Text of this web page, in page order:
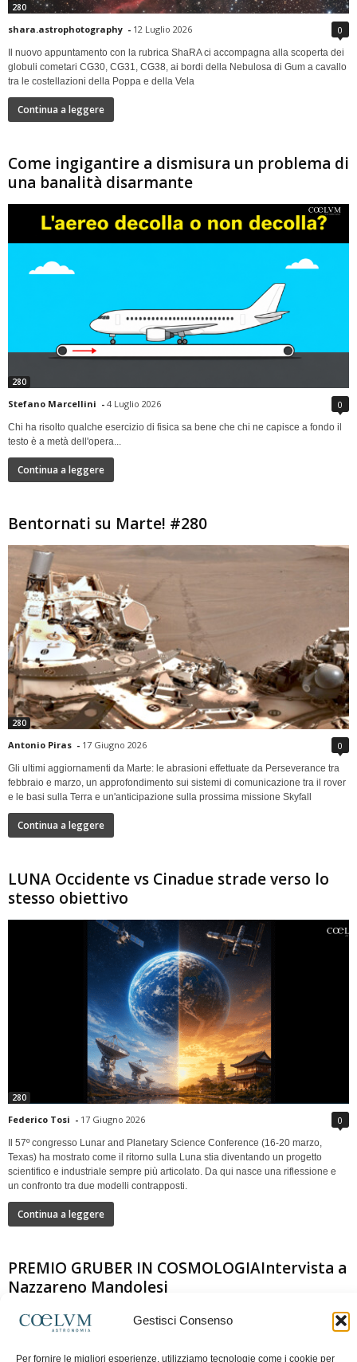
Gestisci Consenso
Per fornire le migliori esperienze, utilizziamo tecnologie come i cookie per
280
shara.astrophotography - 12 Luglio 2026 0
Il nuovo appuntamento con la rubrica ShaRA ci accompagna alla scoperta dei
globuli cometari CG30, CG31, CG38, ai bordi della Nebulosa di Gum a cavallo
tra le costellazioni della Poppa e della Vela
Continua a leggere
Come ingigantire a dismisura un problema di
una banalità disarmante
280
Stefano Marcellini - 4 Luglio 2026 0
Chi ha risolto qualche esercizio di fisica sa bene che chi ne capisce a fondo il
testo è a metà dell'opera...
Continua a leggere
Bentornati su Marte! #280
280
Antonio Piras - 17 Giugno 2026 0
Gli ultimi aggiornamenti da Marte: le abrasioni effettuate da Perseverance tra
febbraio e marzo, un approfondimento sui sistemi di comunicazione tra il rover
e le basi sulla Terra e un'anticipazione sulla prossima missione Skyfall
Continua a leggere
LUNA Occidente vs Cinadue strade verso lo
stesso obiettivo
280
Federico Tosi - 17 Giugno 2026 0
Il 57º congresso Lunar and Planetary Science Conference (16-20 marzo,
Texas) ha mostrato come il ritorno sulla Luna stia diventando un progetto
scientifico e industriale sempre più articolato. Da qui nasce una riflessione e
un confronto tra due modelli contrapposti.
Continua a leggere
PREMIO GRUBER IN COSMOLOGIAIntervista a
Nazzareno Mandolesi